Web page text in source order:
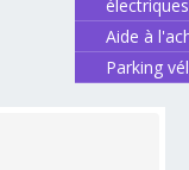
électriques
Aide à
Parking